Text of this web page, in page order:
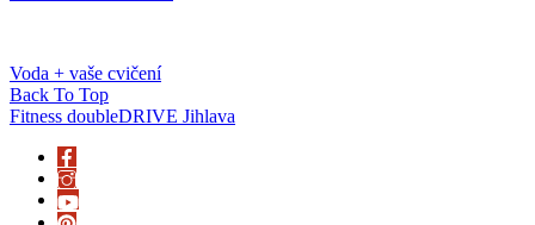
Voda + vaše cvičení
Back To Top
Fitness doubleDRIVE Jihlava